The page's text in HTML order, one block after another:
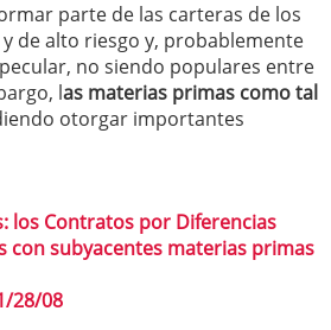
parte de las carteras de los
de alto riesgo y, probablemente
no siendo populares entre
las materias primas como tal
otorgar importantes
los Contratos por Diferencias
con subyacentes materias primas
28/08